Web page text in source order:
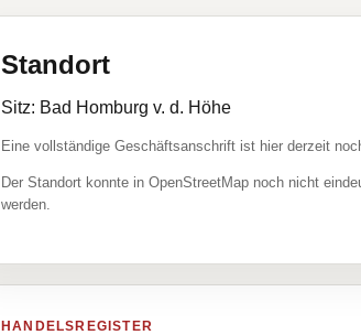
Standort
Sitz: Bad Homburg v. d. Höhe
Eine vollständige Geschäftsanschrift ist hier derzeit
Der Standort konnte in OpenStreetMap noch nicht
werden.
HANDELSREGISTER